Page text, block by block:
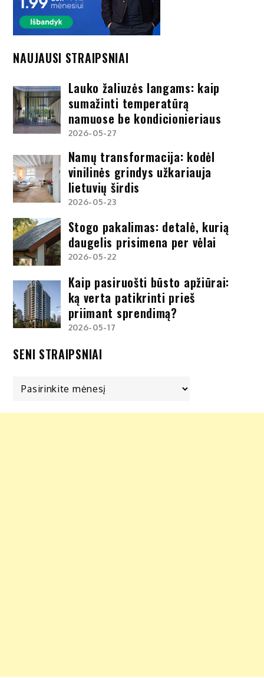
NAUJAUSI STRAIPSNIAI
Lauko žaliuzės langams: kaip
sumažinti temperatūrą
namuose be kondicionieriaus
2026-05-27
Namų transformacija: kodėl
vinilinės grindys užkariauja
lietuvių širdis
2026-05-23
Stogo pakalimas: detalė, kurią
daugelis prisimena per vėlai
2026-05-22
Kaip pasiruošti būsto apžiūrai:
ką verta patikrinti prieš
priimant sprendimą?
2026-05-17
SENI STRAIPSNIAI